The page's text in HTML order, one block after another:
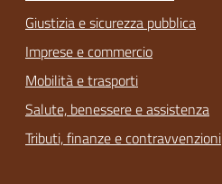
Giustizia e sicurezza pubblica
Imprese e commercio
Mobilità e trasporti
Salute, benessere e assistenza
Tributi, finanze e contravvenzioni